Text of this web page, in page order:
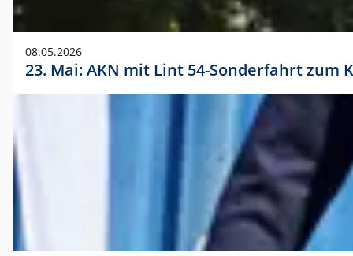
08.05.2026
23. Mai: AKN mit Lint 54-Sonderfahrt